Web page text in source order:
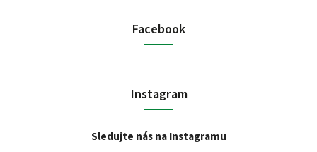
Facebook
Instagram
Sledujte nás na Instagramu